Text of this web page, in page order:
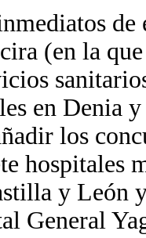
(en la
en Denia
los
hospitales
y León
General